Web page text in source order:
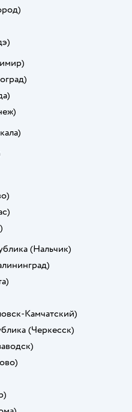
(Нальчик)
Камчатский)
(Черкесск)